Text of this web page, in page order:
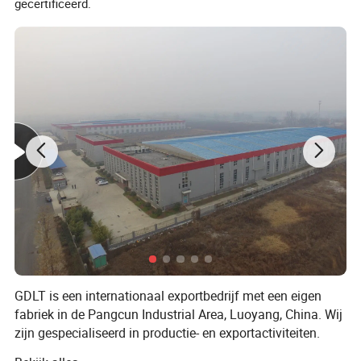
gecertificeerd.
GDLT is een internationaal exportbedrijf met een eigen
fabriek in de Pangcun Industrial Area, Luoyang, China. Wij
zijn gespecialiseerd in productie- en exportactiviteiten.